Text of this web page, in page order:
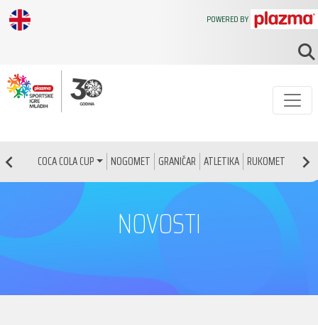
COCA COLA CUP NOGOMET GRANIČAR ATLETIKA RUKOMET
POWERED BY
NOVOSTI